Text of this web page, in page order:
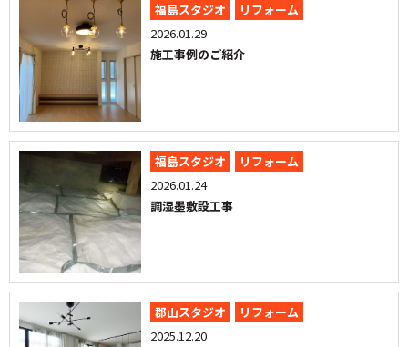
福島スタジオ
リフォーム
2026.01.29
施工事例のご紹介
福島スタジオ
リフォーム
2026.01.24
調湿墨敷設工事
郡山スタジオ
リフォーム
2025.12.20